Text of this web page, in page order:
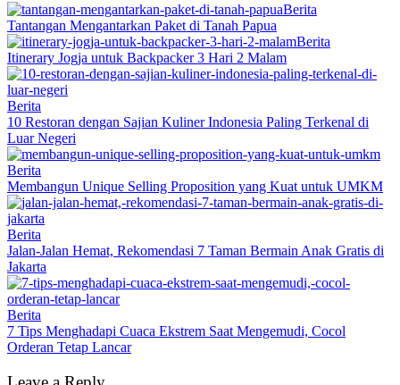
Berita
Tantangan Mengantarkan Paket di Tanah Papua
Berita
Itinerary Jogja untuk Backpacker 3 Hari 2 Malam
Berita
10 Restoran dengan Sajian Kuliner Indonesia Paling Terkenal di
Luar Negeri
Berita
Membangun Unique Selling Proposition yang Kuat untuk UMKM
Berita
Jalan-Jalan Hemat, Rekomendasi 7 Taman Bermain Anak Gratis di
Jakarta
Berita
7 Tips Menghadapi Cuaca Ekstrem Saat Mengemudi, Cocol
Orderan Tetap Lancar